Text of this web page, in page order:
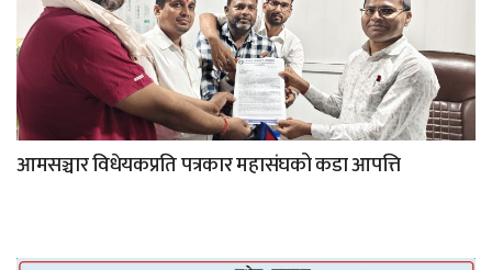
आमसञ्चार विधेयकप्रति पत्रकार महासंघको कडा आपत्ति